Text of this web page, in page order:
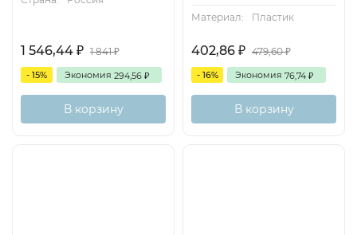
1 546,44 ₽ 1 841₽
- 15% Экономия 294,56 ₽
В корзину
Материал: Пластик
402,86 ₽ 479,60₽
- 16% Экономия 76,74 ₽
В корзину